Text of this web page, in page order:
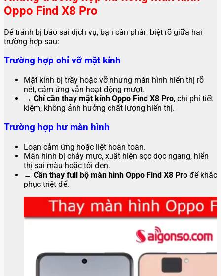
Oppo Find X8 Pro
Để tránh bị báo sai dịch vụ, bạn cần phân biệt rõ giữa hai
trường hợp sau:
Trường hợp chỉ vỡ mặt kính
Mặt kính bị trầy hoặc vỡ nhưng màn hình hiển thị rõ
nét, cảm ứng vẫn hoạt động mượt.
→ Chỉ cần thay mặt kính Oppo Find X8 Pro, chi phí tiết
kiệm, không ảnh hưởng chất lượng hiển thị.
Trường hợp hư màn hình
Loạn cảm ứng hoặc liệt hoàn toàn.
Màn hình bị chảy mực, xuất hiện sọc dọc ngang, hiển
thị sai màu hoặc tối đen.
→ Cần thay full bộ màn hình Oppo Find X8 Pro để khắc
phục triệt để.